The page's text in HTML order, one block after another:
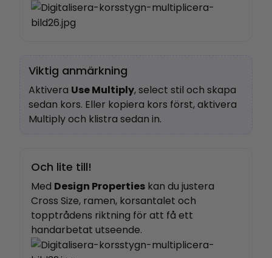
Viktig anmärkning
Aktivera Use Multiply, select stil och skapa
sedan kors. Eller kopiera kors först, aktivera
Multiply och klistra sedan in.
Och lite till!
Med Design Properties kan du justera
Cross Size, ramen, korsantalet och
topptrådens riktning för att få ett
handarbetat utseende.